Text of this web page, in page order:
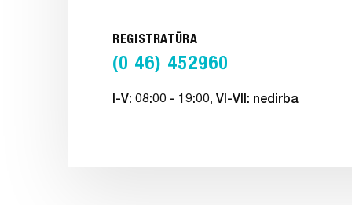
REGISTRATŪRA
(0 46) 452960
I-V: 08:00 - 19:00, VI-VII: nedirba